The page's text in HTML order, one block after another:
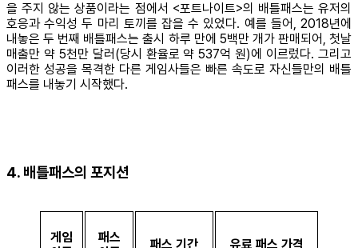
을 주지 않는 상품이라는 점에서 <포트나이트>의 배틀패스는 유저의
호응과 수익성 두 마리 토끼를 잡을 수 있었다. 예를 들어, 2018년에
내놓은 두 번째 배틀패스는 출시 하루 만에 5백만 개가 판매되어, 첫날
매출만 약 5천만 달러(당시 환율로 약 537억 원)에 이르렀다. 그리고
이러한 성공을 목격한 다른 게임사들은 빠른 속도로 자신들만의 배틀
패스를 내놓기 시작했다.
4. 배틀패스의 포지션
게임
패스
패스 기간 유료 패스 가격